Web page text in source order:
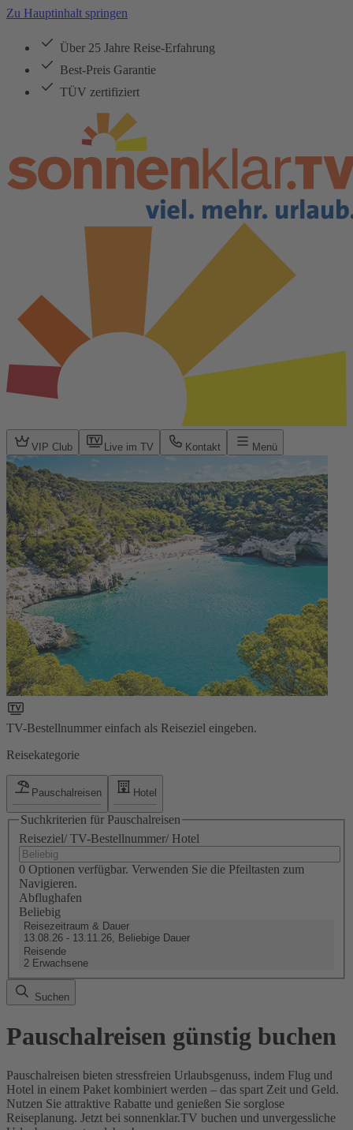
Zu Hauptinhalt springen
Über 25 Jahre Reise-Erfahrung
Best-Preis Garantie
TÜV zertifiziert
VIP Club Live im TV Kontakt Menü
TV-Bestellnummer einfach als Reiseziel eingeben.
Reisekategorie
Pauschalreisen Hotel
Suchkriterien für Pauschalreisen
Reiseziel/ TV-Bestellnummer/ Hotel
0 Optionen verfügbar. Verwenden Sie die Pfeiltasten zum
Navigieren.
Abflughafen
Beliebig
Reisezeitraum & Dauer
13.08.26 - 13.11.26, Beliebige Dauer
Reisende
2 Erwachsene
Suchen
Pauschalreisen günstig buchen
Pauschalreisen bieten stressfreien Urlaubsgenuss, indem Flug und
Hotel in einem Paket kombiniert werden – das spart Zeit und Geld.
Nutzen Sie attraktive Rabatte und genießen Sie sorglose
Reiseplanung. Jetzt bei sonnenklar.TV buchen und unvergessliche